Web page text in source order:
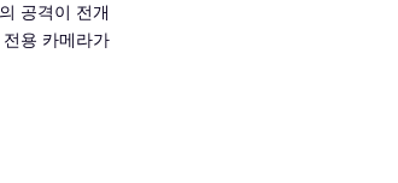
공격이 전개
용 카메라가